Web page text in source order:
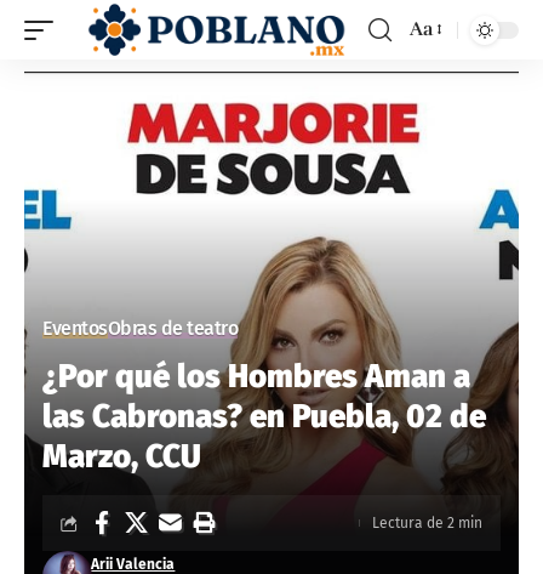
Aa
EventosObras de teatro
¿Por qué los Hombres Aman a
las Cabronas? en Puebla, 02 de
Marzo, CCU
Arii Valencia
Lectura de 2 min